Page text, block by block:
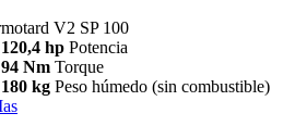
V2 SP 100
120,4 hp Potencia
94 Nm Torque
180 kg Peso húmedo (sin combustible)